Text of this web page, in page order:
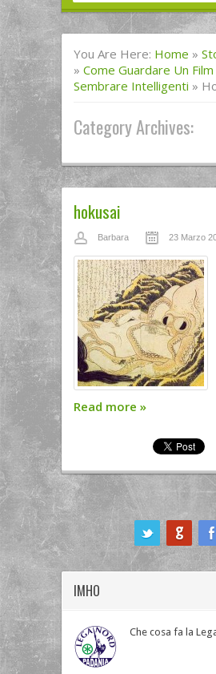
You Are Here: Home »
» Come Guardare Un
Sembrare Intelligenti »
Category Archives:
hokusai
Barbara 23 Marzo
Read more »
IMHO
Che cosa fa la